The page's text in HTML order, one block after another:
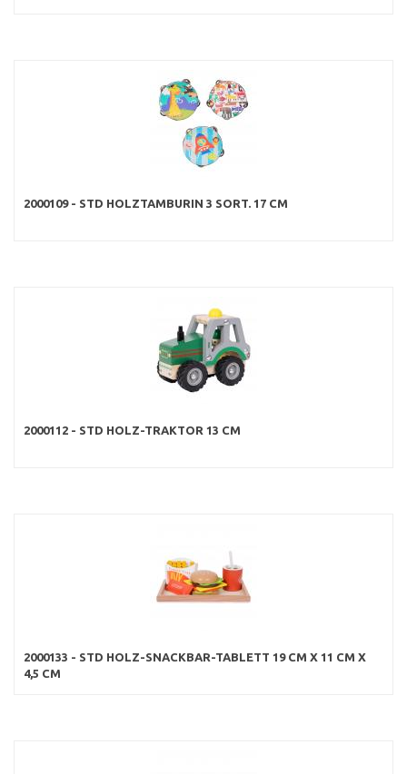
2000109 - STD HOLZTAMBURIN 3 SORT. 17 CM
2000112 - STD HOLZ-TRAKTOR 13 CM
2000133 - STD HOLZ-SNACKBAR-TABLETT 19 CM X 11 CM X
4,5 CM